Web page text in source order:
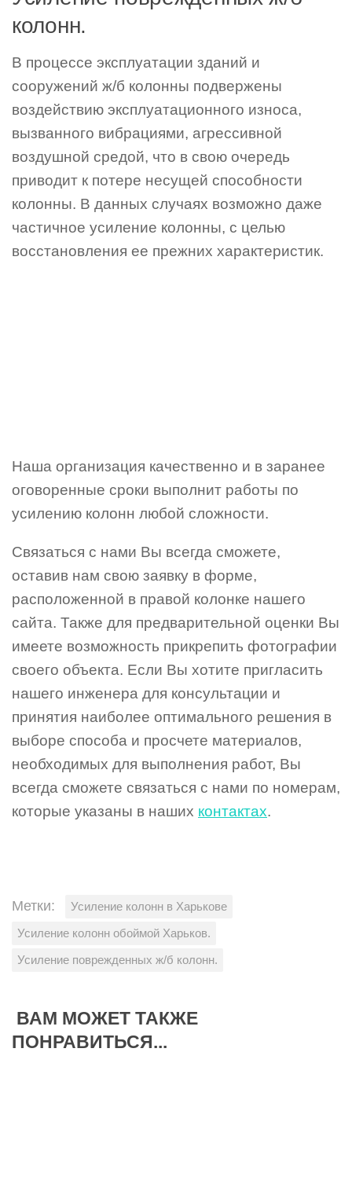
колонн.
В процессе эксплуатации зданий и
сооружений ж/б колонны подвержены
воздействию эксплуатационного износа,
вызванного вибрациями, агрессивной
воздушной средой, что в свою очередь
приводит к потере несущей способности
колонны. В данных случаях возможно даже
частичное усиление колонны, с целью
восстановления ее прежних характеристик.
Наша организация качественно и в заранее
оговоренные сроки выполнит работы по
усилению колонн любой сложности.
Связаться с нами Вы всегда сможете,
оставив нам свою заявку в форме,
расположенной в правой колонке нашего
сайта. Также для предварительной оценки Вы
имеете возможность прикрепить фотографии
своего объекта. Если Вы хотите пригласить
нашего инженера для консультации и
принятия наиболее оптимального решения в
выборе способа и просчете материалов,
необходимых для выполнения работ, Вы
всегда сможете связаться с нами по номерам,
которые указаны в наших контактах.
Метки:
Усиление колонн в Харькове
Усиление колонн обоймой Харьков.
Усиление поврежденных ж/б колонн.
ВАМ МОЖЕТ ТАКЖЕ
ПОНРАВИТЬСЯ...